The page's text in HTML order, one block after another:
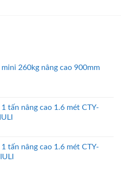
mini 260kg nâng cao 900mm
tấn nâng cao 1.6 mét CTY-
tấn nâng cao 1.6 mét CTY-